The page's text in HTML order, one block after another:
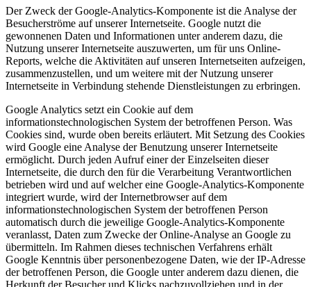
Der Zweck der Google-Analytics-Komponente ist die Analyse der
Besucherströme auf unserer Internetseite. Google nutzt die
gewonnenen Daten und Informationen unter anderem dazu, die
Nutzung unserer Internetseite auszuwerten, um für uns Online-
Reports, welche die Aktivitäten auf unseren Internetseiten aufzeigen,
zusammenzustellen, und um weitere mit der Nutzung unserer
Internetseite in Verbindung stehende Dienstleistungen zu erbringen.
Google Analytics setzt ein Cookie auf dem
informationstechnologischen System der betroffenen Person. Was
Cookies sind, wurde oben bereits erläutert. Mit Setzung des Cookies
wird Google eine Analyse der Benutzung unserer Internetseite
ermöglicht. Durch jeden Aufruf einer der Einzelseiten dieser
Internetseite, die durch den für die Verarbeitung Verantwortlichen
betrieben wird und auf welcher eine Google-Analytics-Komponente
integriert wurde, wird der Internetbrowser auf dem
informationstechnologischen System der betroffenen Person
automatisch durch die jeweilige Google-Analytics-Komponente
veranlasst, Daten zum Zwecke der Online-Analyse an Google zu
übermitteln. Im Rahmen dieses technischen Verfahrens erhält
Google Kenntnis über personenbezogene Daten, wie der IP-Adresse
der betroffenen Person, die Google unter anderem dazu dienen, die
Herkunft der Besucher und Klicks nachzuvollziehen und in der